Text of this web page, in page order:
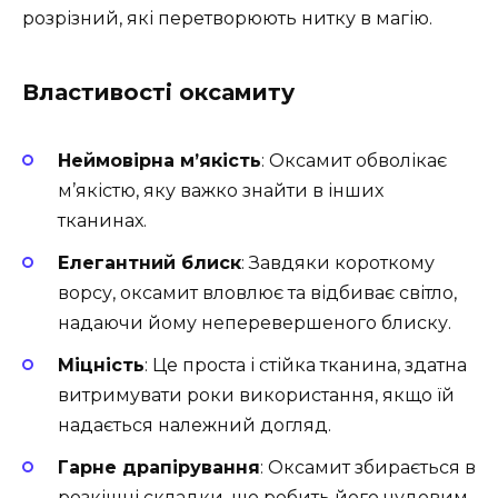
розрізний, які перетворюють нитку в магію.
Властивості оксамиту
Неймовірна м’якість: Оксамит обволікає
м’якістю, яку важко знайти в інших
тканинах.
Елегантний блиск: Завдяки короткому
ворсу, оксамит вловлює та відбиває світло,
надаючи йому неперевершеного блиску.
Міцність: Це проста і стійка тканина, здатна
витримувати роки використання, якщо їй
надається належний догляд.
Гарне драпірування: Оксамит збирається в